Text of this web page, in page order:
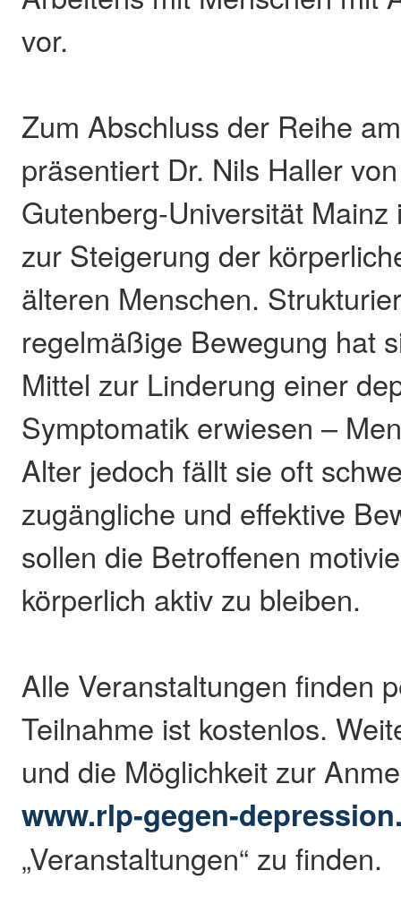
vor.
Zum Abschluss der Reihe
präsentiert Dr. Nils Haller
Gutenberg-Universität Mainz
zur Steigerung der
älteren Menschen.
regelmäßige Bewegung hat
Mittel zur Linderung einer
Symptomatik erwiesen –
Alter jedoch fällt sie oft
zugängliche und effektive
sollen die Betroffenen
körperlich aktiv zu bleiben.
Alle Veranstaltungen finden
Teilnahme ist kostenlos.
und die Möglichkeit zur
www.rlp-gegen-
„Veranstaltungen“ zu finden.